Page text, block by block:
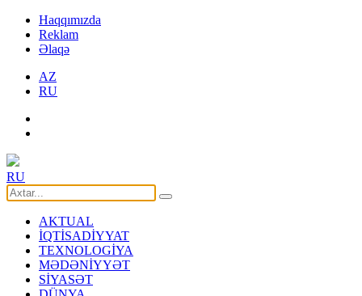
Haqqımızda
Reklam
Əlaqə
AZ
RU
RU
AKTUAL
İQTİSADİYYAT
TEXNOLOGİYA
MƏDƏNİYYƏT
SİYASƏT